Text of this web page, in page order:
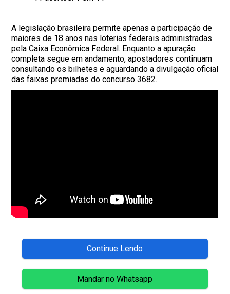
A legislação brasileira permite apenas a participação de
maiores de 18 anos nas loterias federais administradas
pela Caixa Econômica Federal. Enquanto a apuração
completa segue em andamento, apostadores continuam
consultando os bilhetes e aguardando a divulgação oficial
das faixas premiadas do concurso 3682.
Continue Lendo
Mandar no Whatsapp